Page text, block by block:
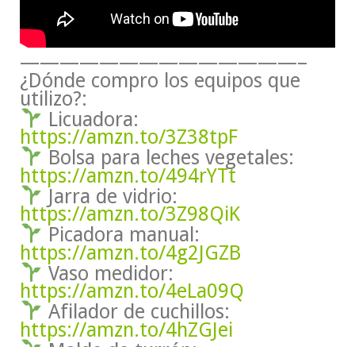
——————————————–
¿Dónde compro los equipos que
utilizo?:
Licuadora:
https://amzn.to/3Z38tpF
Bolsa para leches vegetales:
https://amzn.to/494rYTt
Jarra de vidrio:
https://amzn.to/3Z98QiK
Picadora manual:
https://amzn.to/4g2JGZB
Vaso medidor:
https://amzn.to/4eLa09Q
Afilador de cuchillos:
https://amzn.to/4hZGJei